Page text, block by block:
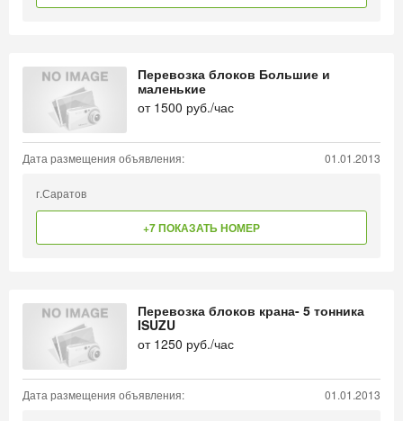
Перевозка блоков Большие и
маленькие
от 1500 руб./час
Дата размещения объявления: 01.01.2013
г.Саратов
+7 ПОКАЗАТЬ НОМЕР
Перевозка блоков крана- 5 тонника
ISUZU
от 1250 руб./час
Дата размещения объявления: 01.01.2013